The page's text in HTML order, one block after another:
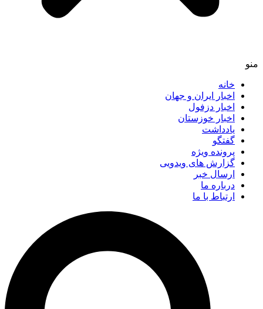
خانه
اخبار ایران و جهان
اخبار دزفول
اخبار خوزستان
یادداشت
گفتگو
پرونده ویژه
گزارش های ویدویی
ارسال خبر
درباره ما
ارتباط با ما